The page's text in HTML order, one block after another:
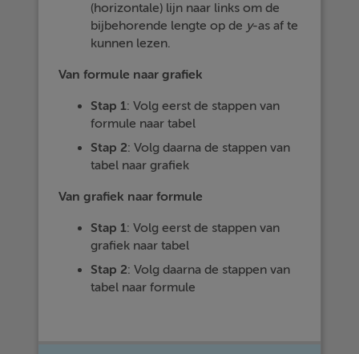
(horizontale) lijn naar links om de
bijbehorende lengte op de y-as af te
kunnen lezen.
Van formule naar grafiek
Stap 1: Volg eerst de stappen van
formule naar tabel
Stap 2: Volg daarna de stappen van
tabel naar grafiek
Van grafiek naar formule
Stap 1: Volg eerst de stappen van
grafiek naar tabel
Stap 2: Volg daarna de stappen van
tabel naar formule